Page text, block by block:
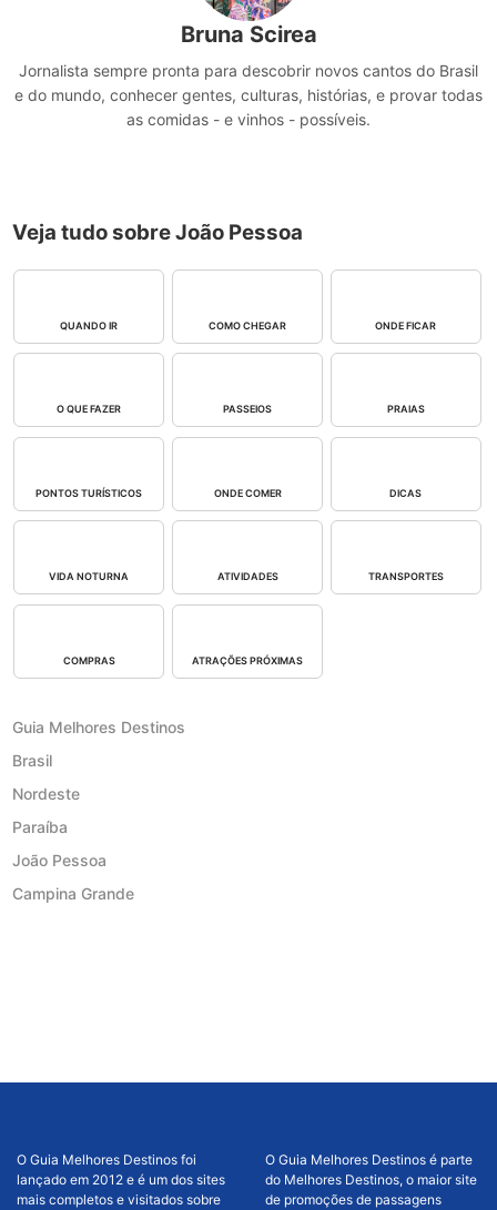
Bruna Scirea
Jornalista sempre pronta para descobrir novos cantos do Brasil
e do mundo, conhecer gentes, culturas, histórias, e provar todas
as comidas - e vinhos - possíveis.
Veja tudo sobre João Pessoa
QUANDO IR COMO CHEGAR ONDE FICAR
O QUE FAZER PASSEIOS PRAIAS
PONTOS TURÍSTICOS ONDE COMER DICAS
VIDA NOTURNA ATIVIDADES TRANSPORTES
COMPRAS ATRAÇÕES PRÓXIMAS
Guia Melhores Destinos
Brasil
Nordeste
Paraíba
João Pessoa
Campina Grande
O Guia Melhores Destinos foi
lançado em 2012 e é um dos sites
mais completos e visitados sobre
O Guia Melhores Destinos é parte
do Melhores Destinos, o maior site
de promoções de passagens